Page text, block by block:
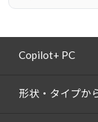
Copilot+ PC
形状・タイプか